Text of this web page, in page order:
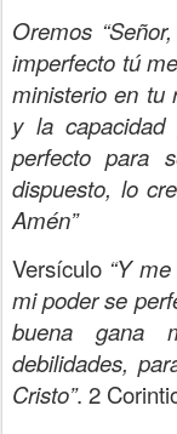
Oremos
imperfecto tú
ministerio en tu
y la
perfecto para
dispuesto, lo
Amén”
Versículo “Y
mi poder se
buena gana
debilidades,
Cristo”. 2